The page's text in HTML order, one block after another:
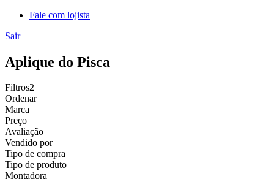
Fale com lojista
Sair
Aplique do Pisca
Filtros2
Ordenar
Marca
Preço
Avaliação
Vendido por
Tipo de compra
Tipo de produto
Montadora